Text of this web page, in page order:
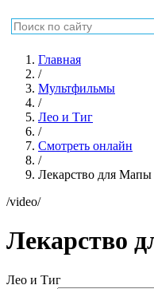
Главная
/
Мультфильмы
/
Лео и Тиг
/
Смотреть онлайн
/
Лекарство для Мапы
/video/
Лекарство
Лео и Тиг